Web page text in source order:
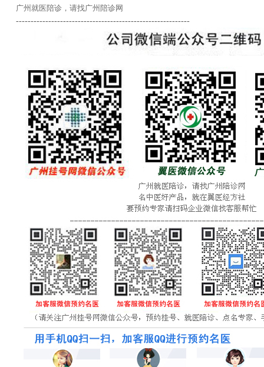
广州就医陪诊，请找广州陪诊网
-----------------------------------------------------------